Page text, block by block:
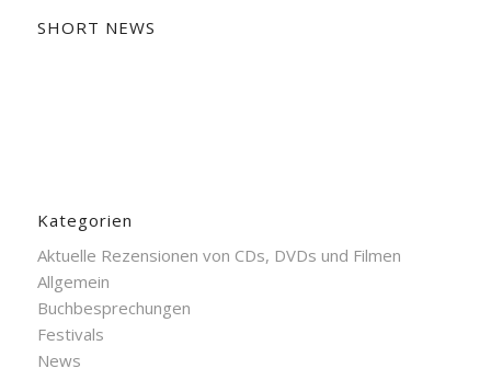
SHORT NEWS
Kategorien
Aktuelle Rezensionen von CDs, DVDs und Filmen
Allgemein
Buchbesprechungen
Festivals
News